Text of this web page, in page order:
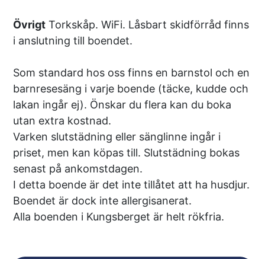
Övrigt Torkskåp. WiFi. Låsbart skidförråd finns
i anslutning till boendet.
Som standard hos oss finns en barnstol och en
barnresesäng i varje boende (täcke, kudde och
lakan ingår ej). Önskar du flera kan du boka
utan extra kostnad.
Varken slutstädning eller sänglinne ingår i
priset, men kan köpas till. Slutstädning bokas
senast på ankomstdagen.
I detta boende är det inte tillåtet att ha husdjur.
Boendet är dock inte allergisanerat.
Alla boenden i Kungsberget är helt rökfria.